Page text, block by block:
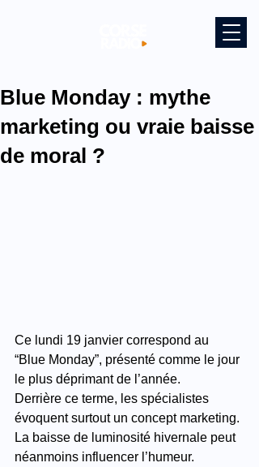
Blue Monday : mythe
marketing ou vraie baisse
de moral ?
Ce lundi 19 janvier correspond au
“Blue Monday”, présenté comme le jour
le plus déprimant de l’année.
Derrière ce terme, les spécialistes
évoquent surtout un concept marketing.
La baisse de luminosité hivernale peut
néanmoins influencer l’humeur.